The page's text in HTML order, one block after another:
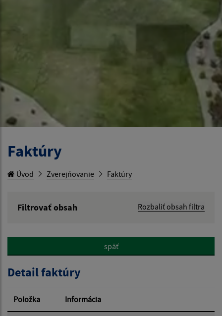
Faktúry
Úvod Zverejňovanie Faktúry
Filtrovať obsah
Rozbaliť obsah filtra
Hľadať v:
späť
Detail faktúry
Položka Informácia